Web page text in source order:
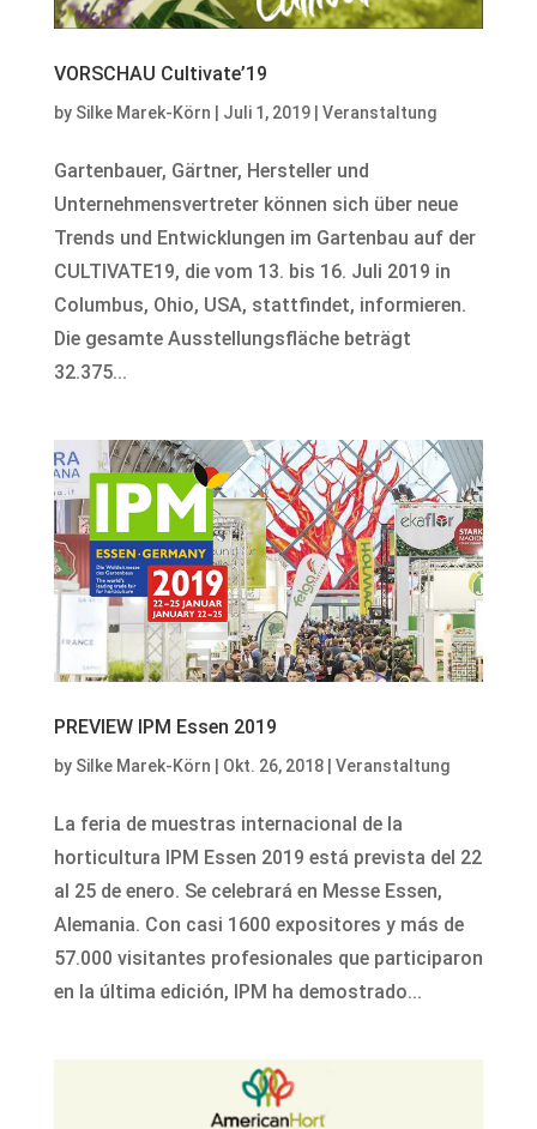
VORSCHAU Cultivate’19
by Silke Marek-Körn Juli 1, 2019| Veranstaltung
Gartenbauer, Gärtner, Hersteller und
Unternehmensvertreter können sich über neue
Trends und Entwicklungen im Gartenbau auf der
CULTIVATE19, die vom 13. bis 16. Juli 2019 in
Columbus, Ohio, USA, stattfindet, informieren.
Die gesamte Ausstellungsfläche beträgt
32.375...
PREVIEW IPM Essen 2019
by Silke Marek-Körn Okt. 26, 2018| Veranstaltung
La feria de muestras internacional de la
horticultura IPM Essen 2019 está prevista del 22
al 25 de enero. Se celebrará en Messe Essen,
Alemania. Con casi 1600 expositores y más de
57.000 visitantes profesionales que participaron
en la última edición, IPM ha demostrado...